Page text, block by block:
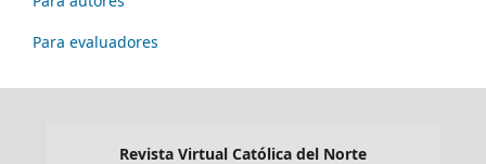
Para evaluadores
Revista Virtual Católica del Norte